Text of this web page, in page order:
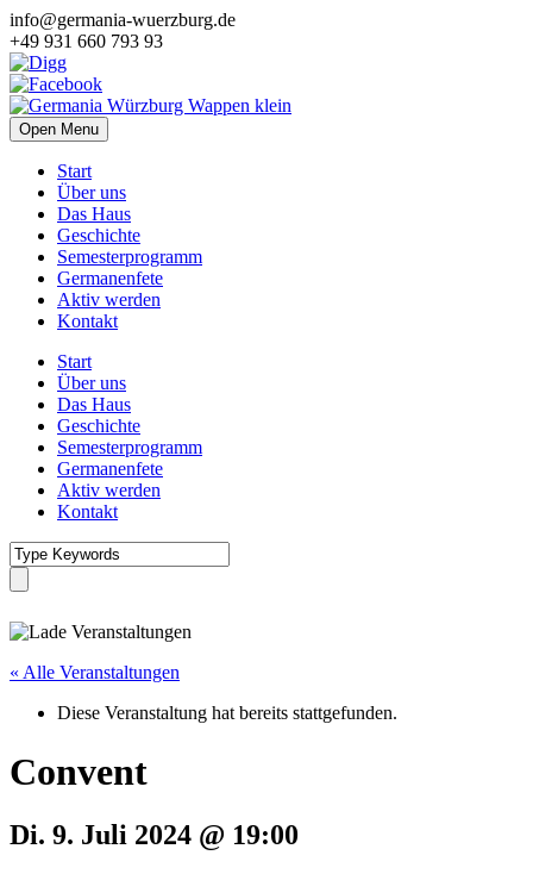
info@germania-wuerzburg.de
+49 931 660 793 93
Open Menu
Start
Über uns
Das Haus
Geschichte
Semesterprogramm
Germanenfete
Aktiv werden
Kontakt
Start
Über uns
Das Haus
Geschichte
Semesterprogramm
Germanenfete
Aktiv werden
Kontakt
« Alle Veranstaltungen
Diese Veranstaltung hat bereits stattgefunden.
Convent
Di. 9. Juli 2024 @ 19:00